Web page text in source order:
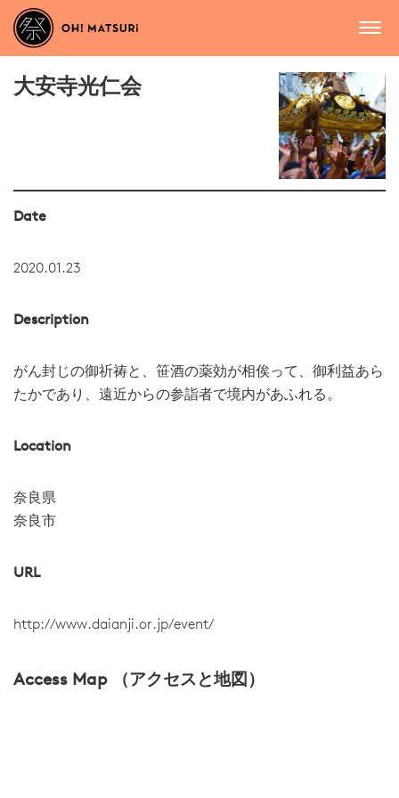
大安寺光仁会
Date
2020.01.23
Description
がん封じの御祈祷と、笹酒の薬効が相俟って、御利益あら
たかであり、遠近からの参詣者で境内があふれる。
Location
奈良県
奈良市
URL
http://www.daianji.or.jp/event/
Access Map （アクセスと地図）